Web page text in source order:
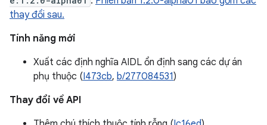
thay đổi sau.
Tính năng mới
Xuất các định nghĩa AIDL ổn định sang các dự án
phụ thuộc (I473cb, b/277084531)
Thay đổi về API